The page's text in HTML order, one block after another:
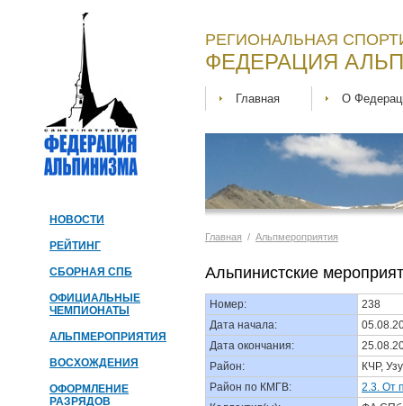
НОВОСТИ
РЕЙТИНГ
СБОРНАЯ СПБ
ОФИЦИАЛЬНЫЕ
ЧЕМПИОНАТЫ
АЛЬПМЕРОПРИЯТИЯ
ВОСХОЖДЕНИЯ
ОФОРМЛЕНИЕ
РАЗРЯДОВ
РЕГИОНАЛЬНАЯ
ФЕДЕРАЦИЯ
Главная О
Главная / Альпмероприятия
Альпинистские
Номер:
238
Дата начала:
Дата окончания:
Район:
КЧР,
Район по КМГВ:
2.3. От